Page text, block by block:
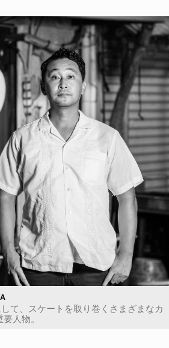
て、スケートを取り巻くさまざまなカ
人物。